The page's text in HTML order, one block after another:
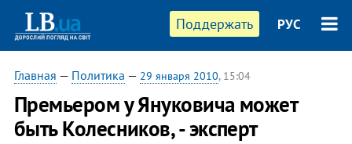
Поддержать РУС
Главная — Политика — 29 января 2010, 15:04
Премьером у Януковича может
быть Колесников, - эксперт